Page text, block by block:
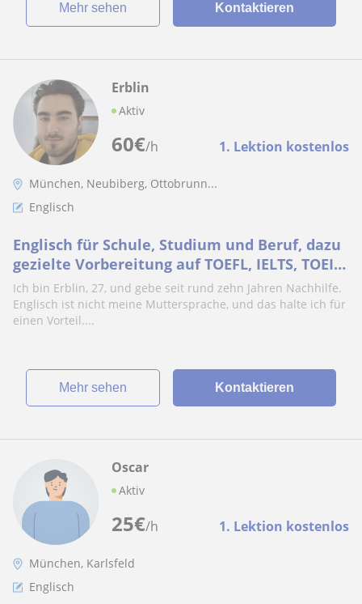
Mehr sehen Kontaktieren
60€/h 1. Lektion kostenlos
Erblin
Aktiv
München, Neubiberg, Ottobrunn...
Englisch
Englisch für Schule, Studium und Beruf, dazu
gezielte Vorbereitung auf TOEFL, IELTS, TOEIC
und CPE
Ich bin Erblin, 27, und gebe seit rund zehn Jahren Nachhilfe.
Englisch ist nicht meine Muttersprache, und das halte ich für
einen Vorteil....
Mehr sehen Kontaktieren
25€/h 1. Lektion kostenlos
Oscar
Aktiv
München, Karlsfeld
Englisch